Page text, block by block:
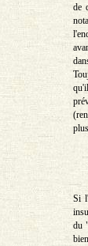
de
Si
du